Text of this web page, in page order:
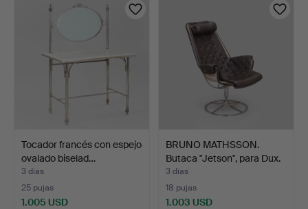
Tocador francés con espejo
ovalado biselad…
3 días
25 pujas
1.005 USD
BRUNO MATHSSON.
Butaca "Jetson", para Dux.
3 días
18 pujas
1.003 USD